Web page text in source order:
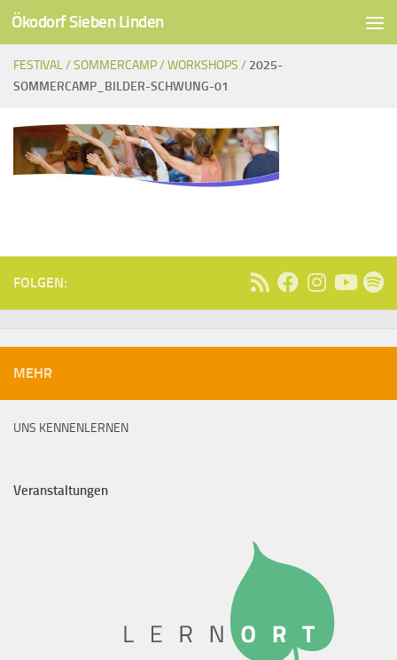
Unter dem Inhalt
Ökodorf Sieben Linden
FESTIVAL /SOMMERCAMP /WORKSHOPS / 2025-
SOMMERCAMP_BILDER-SCHWUNG-01
FOLGEN:
MEHR
UNS KENNENLERNEN
Veranstaltungen